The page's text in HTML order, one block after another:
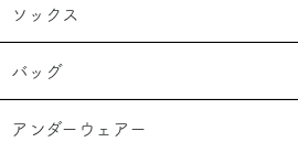
ソックス
バッグ
アンダーウェアー